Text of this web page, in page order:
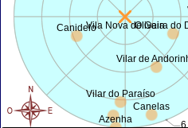
Vila Nova de Gaia
6
Canidelo Oliveira do
Vilar de
Vilar do Paraíso
Canelas
Azenha